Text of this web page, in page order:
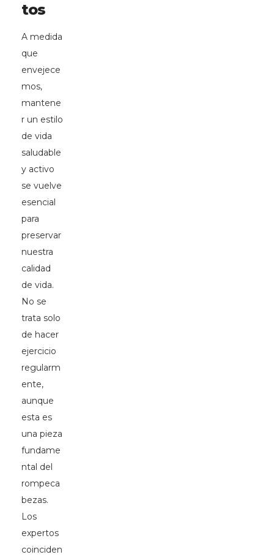
tos
A medida
que
envejece
mos,
mantene
r un estilo
de vida
saludable
y activo
se vuelve
esencial
para
preservar
nuestra
calidad
de vida.
No se
trata solo
de hacer
ejercicio
regularm
ente,
aunque
esta es
una pieza
fundame
ntal del
rompeca
bezas.
Los
expertos
coinciden